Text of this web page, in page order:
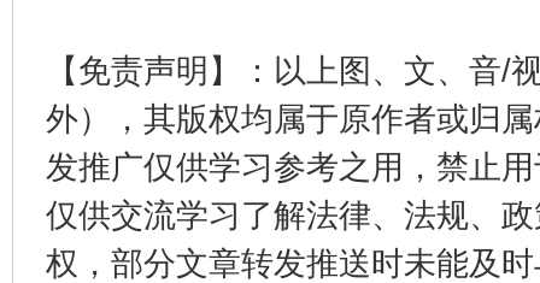
【免责声明】：以上图、文、音/
外），其版权均属于原作者或归
发推广仅供学习参考之用，禁止
仅供交流学习了解法律、法规、
权，部分文章转发推送时未能及
东山县通报“牛蛙产品抗生素超标问题” 法